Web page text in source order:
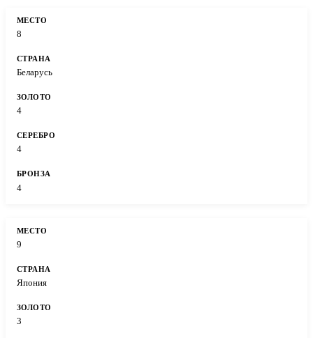
8
Беларусь
4
4
4
9
Япония
3